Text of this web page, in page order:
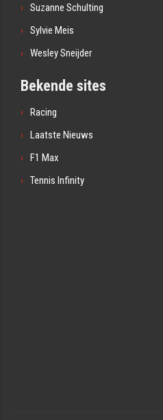
Suzanne Schulting
Sylvie Meis
Wesley Sneijder
Bekende sites
Racing
Laatste Nieuws
F1 Max
Tennis Infinity